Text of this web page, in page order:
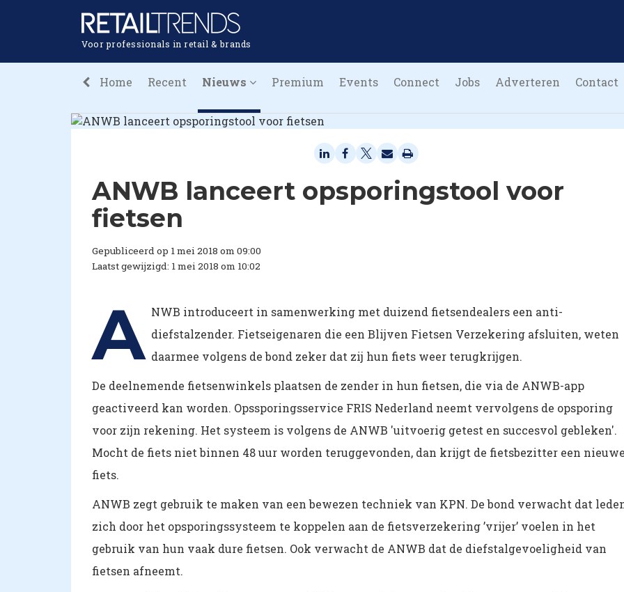
Voor professionals in retail & brands
Home Recent Nieuws Premium Events Connect Jobs Adverteren Contact
ANWB lanceert opsporingstool voor
fietsen
Gepubliceerd op 1 mei 2018 om 09:00
Laatst gewijzigd: 1 mei 2018 om 10:02
A NWB introduceert in samenwerking met duizend fietsendealers een anti-
diefstalzender. Fietseigenaren die een Blijven Fietsen Verzekering afsluiten, weten
daarmee volgens de bond zeker dat zij hun fiets weer terugkrijgen.
De deelnemende fietsenwinkels plaatsen de zender in hun fietsen, die via de ANWB-app
geactiveerd kan worden. Opssporingsservice FRIS Nederland neemt vervolgens de opsporing
voor zijn rekening. Het systeem is volgens de ANWB 'uitvoerig getest en succesvol gebleken'.
Mocht de fiets niet binnen 48 uur worden teruggevonden, dan krijgt de fietsbezitter een nieuwe
fiets.
ANWB zegt gebruik te maken van een bewezen techniek van KPN. De bond verwacht dat
zich door het opsporingssysteem te koppelen aan de fietsverzekering ’vrijer’ voelen in het
gebruik van hun vaak dure fietsen. Ook verwacht de ANWB dat de diefstalgevoeligheid van
fietsen afneemt.